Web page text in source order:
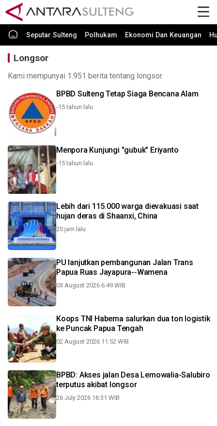
Seputar Sulteng Polhukam Ekonomi Dan Keuangan
Longsor
Kami mempunyai 1.951 berita tentang longsor.
BPBD Sulteng Tetap Siaga Bencana Alam
-15 tahun lalu
Menpora Kunjungi "gubuk" Eriyanto
-15 tahun lalu
Lebih dari 115.000 warga dievakuasi saat
hujan deras di Shaanxi, China
20 jam lalu
PU lanjutkan pembangunan Jalan Trans
Papua Ruas Jayapura--Wamena
03 August 2026 6:49 WIB
Koops TNI Habema salurkan dua ton logistik
ke Puncak Papua Tengah
02 August 2026 11:52 WIB
BPBD: Akses jalan Desa Lemowalia-Salubiro
terputus akibat longsor
26 July 2026 16:31 WIB